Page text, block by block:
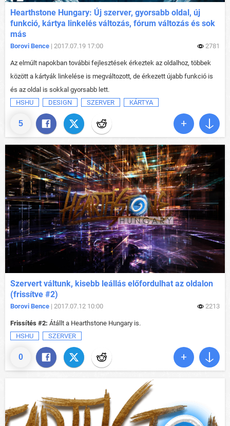
5
Hearthstone Hungary: Új szerver, gyorsabb oldal, új
funkció, kártya linkelés változás, fórum változás és sok
más
Borovi Bence | 2017.07.19 17:00 2781
Az elmúlt napokban további fejlesztések érkeztek az oldalhoz, többek
között a kártyák linkelése is megváltozott, de érkezett újabb funkció is
és az oldal is sokkal gyorsabb lett.
HSHU
DESIGN SZERVER KÁRTYA
0
Szervert váltunk, kisebb leállás előfordulhat az oldalon
(frissítve #2)
Borovi Bence | 2017.07.12 10:00 2213
Frissítés #2: Átállt a Hearthstone Hungary is.
HSHU
SZERVER